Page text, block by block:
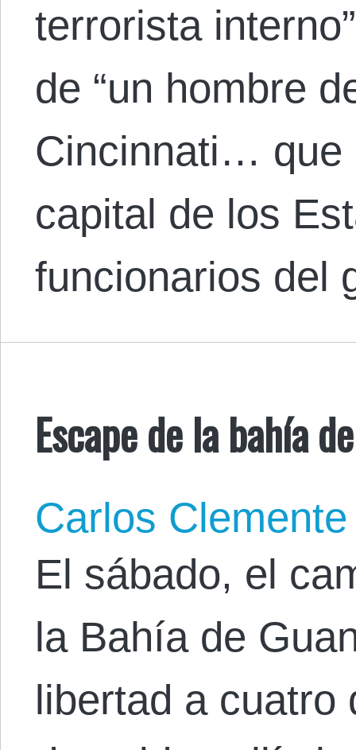
terrorista
de “un hombre
Cincinnati… que
capital de los
funcionarios del
Escape de la bahía
Carlos Clemente
El sábado, el
la Bahía de
libertad a cuatro